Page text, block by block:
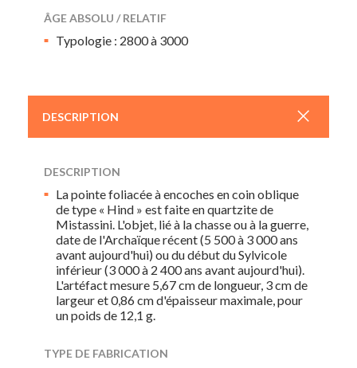
ÂGE ABSOLU / RELATIF
Typologie : 2800 à 3000
DESCRIPTION +
DESCRIPTION
La pointe foliacée à encoches en coin oblique
de type « Hind » est faite en quartzite de
Mistassini. L'objet, lié à la chasse ou à la guerre,
date de l'Archaïque récent (5 500 à 3 000 ans
avant aujourd'hui) ou du début du Sylvicole
inférieur (3 000 à 2 400 ans avant aujourd'hui).
L'artéfact mesure 5,67 cm de longueur, 3 cm de
largeur et 0,86 cm d'épaisseur maximale, pour
un poids de 12,1 g.
TYPE DE FABRICATION